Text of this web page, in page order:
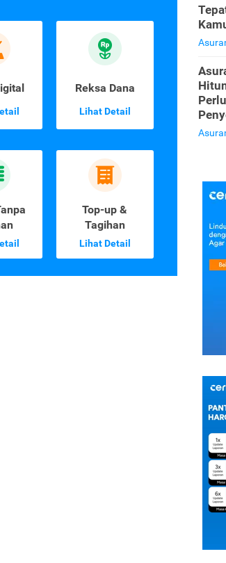
Reksa Dana
Lihat Detail
Top-up &
Tagihan
Lihat Detail